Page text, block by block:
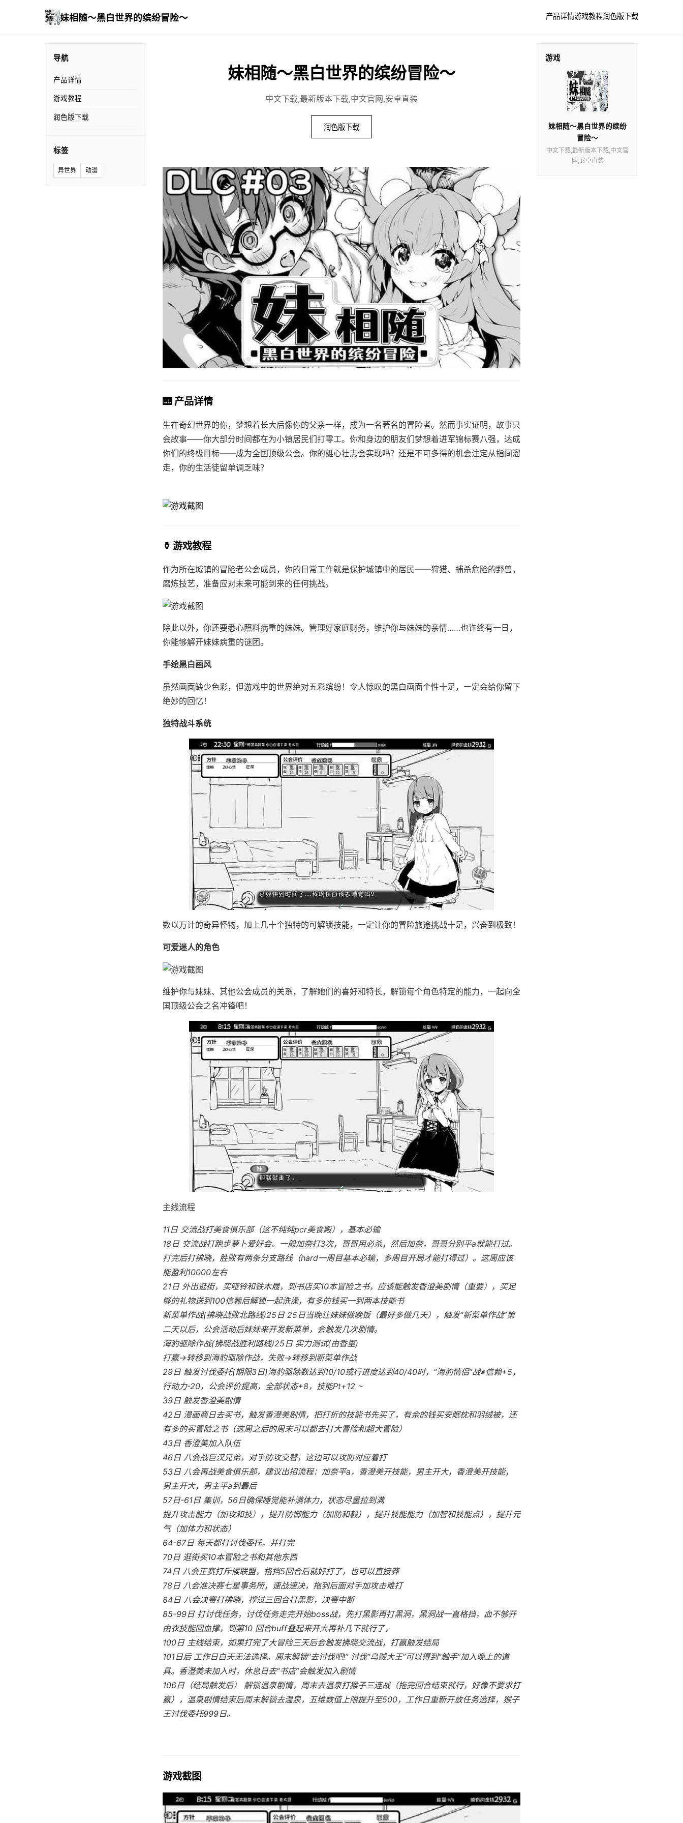
妹相随～黑白世界的缤纷冒险～ 产品详情游戏教程润色版下载
导航
产品详情
游戏教程
润色版下载
标签
异世界 动漫
妹相随～黑白世界的缤纷冒险～
中文下载,最新版本下载,中文官网,安卓直装
润色版下载
🎹 产品详情
生在奇幻世界的你，梦想着长大后像你的父亲一样，成为一名著名的冒险者。然而事实证明，故事只
会故事——你大部分时间都在为小镇居民们打零工。你和身边的朋友们梦想着进军锦标赛八强，达成
你们的终极目标——成为全国顶级公会。你的雄心壮志会实现吗？还是不可多得的机会注定从指间溜
走，你的生活徒留单调乏味？
⚱️ 游戏教程
作为所在城镇的冒险者公会成员，你的日常工作就是保护城镇中的居民——狩猎、捕杀危险的野兽，
磨炼技艺，准备应对未来可能到来的任何挑战。
除此以外，你还要悉心照料病重的妹妹。管理好家庭财务，维护你与妹妹的亲情……也许终有一日，
你能够解开妹妹病重的谜团。
手绘黑白画风
虽然画面缺少色彩，但游戏中的世界绝对五彩缤纷！令人惊叹的黑白画面个性十足，一定会给你留下
绝妙的回忆！
独特战斗系统
数以万计的奇异怪物，加上几十个独特的可解锁技能，一定让你的冒险旅途挑战十足，兴奋到极致！
可爱迷人的角色
维护你与妹妹、其他公会成员的关系，了解她们的喜好和特长，解锁每个角色特定的能力，一起向全
国顶级公会之名冲锋吧！
主线流程
11日 交流战打美食俱乐部（这不纯纯pcr美食殿），基本必输
18日 交流战打跑步萝卜爱好会。一般加奈打3次，哥哥用必杀，然后加奈，哥哥分别平a就能打过。
打完后打拂晓，胜败有两条分支路线（hard一周目基本必输，多周目开局才能打得过）。这周应该
能盈利10000左右
21日 外出逛街，买哑铃和铁木屐，到书店买10本冒险之书，应该能触发香澄美剧情（重要），买足
够的礼物送到100信赖后解锁一起洗澡，有多的钱买一到两本技能书
新菜单作战(拂晓战败北路线)25日 25日当晚让妹妹做晚饭（最好多做几天），触发“新菜单作战”第
二天以后，公会活动后妹妹来开发新菜单，会触发几次剧情。
海豹驱除作战(拂晓战胜利路线)25日 实力测试(由香里)
打赢→转移到海豹驱除作战，失败→转移到新菜单作战
29日 触发讨伐委托(期限3日)海豹驱除数达到10/10或行进度达到40/40时，“海豹情侣”战※信赖+5，
行动力-20，公会评价提高，全部状态+8，技能Pt+12 ~
39日 触发香澄美剧情
42日 漫画商日去买书，触发香澄美剧情，把打折的技能书先买了，有余的钱买安眠枕和羽绒被，还
有多的买冒险之书（这周之后的周末可以都去打大冒险和超大冒险）
43日 香澄美加入队伍
46日 八会战巨汉兄弟，对手防攻交替，这边可以攻防对应着打
53日 八会再战美食俱乐部，建议出招流程：加奈平a，香澄美开技能，男主开大，香澄美开技能，
男主开大，男主平a到最后
57日-61日 集训，56日确保睡觉能补满体力，状态尽量拉到满
提升攻击能力（加攻和技），提升防御能力（加防和毅），提升技能能力（加智和技能点），提升元
气（加体力和状态）
64-67日 每天都打讨伐委托，并打完
70日 逛街买10本冒险之书和其他东西
74日 八会正赛打斥候联盟，格挡5回合后就好打了，也可以直接莽
78日 八会准决赛七星事务所，速战速决，拖到后面对手加攻击难打
84日 八会决赛打拂晓，撑过三回合打黑影，决赛中断
85-99日 打讨伐任务，讨伐任务走完开始boss战，先打黑影再打黑洞，黑洞战一直格挡，血不够开
由衣技能回血撑，到第10 回合buff叠起来开大再补几下就行了，
100日 主线结束，如果打完了大冒险三天后会触发拂晓交流战，打赢触发结局
101日后 工作日白天无法选择。周末解锁“去讨伐吧!” 讨伐“乌贼大王”可以得到“触手”加入晚上的道
具。香澄美未加入时，休息日去“书店”会触发加入剧情
106日（结局触发后） 解锁温泉剧情，周末去温泉打猴子三连战（拖完回合结束就行，好像不要求打
赢），温泉剧情结束后周末解锁去温泉，五维数值上限提升至500，工作日重新开放任务选择，猴子
王讨伐委托999日。
游戏截图
游戏
妹相随～黑白世界的缤纷
冒险～
中文下载,最新版本下载,中文官
网,安卓直装